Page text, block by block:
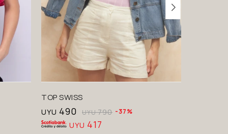
TOP SWISS
UYU 490 UYU 790 37
UYU 417